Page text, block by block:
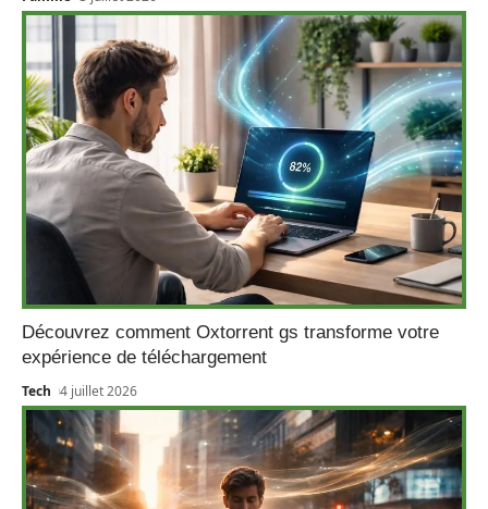
Découvrez comment Oxtorrent gs transforme votre
expérience de téléchargement
Tech 4 juillet 2026